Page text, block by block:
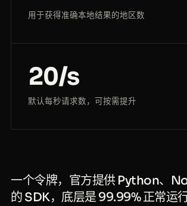
用于获得准确本地结果的地区数
20/s
默认每秒请求数，可按需提升
一个令牌，官方提供 Python、
的 SDK，底层是 99.99% 正常运